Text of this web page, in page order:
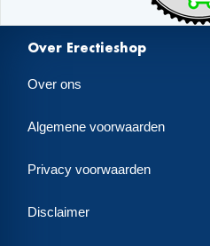
Over Erectieshop
Over ons
Algemene voorwaarden
Privacy voorwaarden
Disclaimer